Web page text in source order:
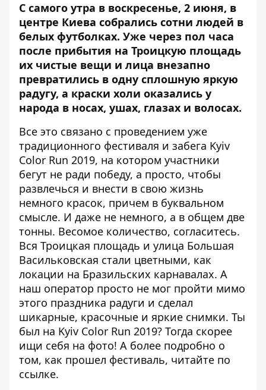
С самого утра в воскресенье, 2 июня, в
центре Киева собрались сотни людей в
белых футболках. Уже через пол часа
после прибытия на Троицкую площадь
их чистые вещи и лица внезапно
превратились в одну сплошную яркую
радугу, а краски холи оказались у
народа в носах, ушах, глазах и волосах.
Все это связано с проведением уже
традиционного фестиваля и забега Kyiv
Color Run 2019, на котором участники
бегут не ради победу, а просто, чтобы
развлечься и внести в свою жизнь
немного красок, причем в буквальном
смысле. И даже не немного, а в общем две
тонны. Весомое количество, согласитесь.
Вся Троицкая площадь и улица Большая
Васильковская стали цветными, как
локации на Бразильских карнавалах. А
наш оператор просто не мог пройти мимо
этого праздника радуги и сделал
шикарные, красочные и яркие снимки. Ты
был на Kyiv Color Run 2019? Тогда скорее
ищи себя на фото! А более подробно о
том, как прошел фестиваль, читайте по
ссылке.